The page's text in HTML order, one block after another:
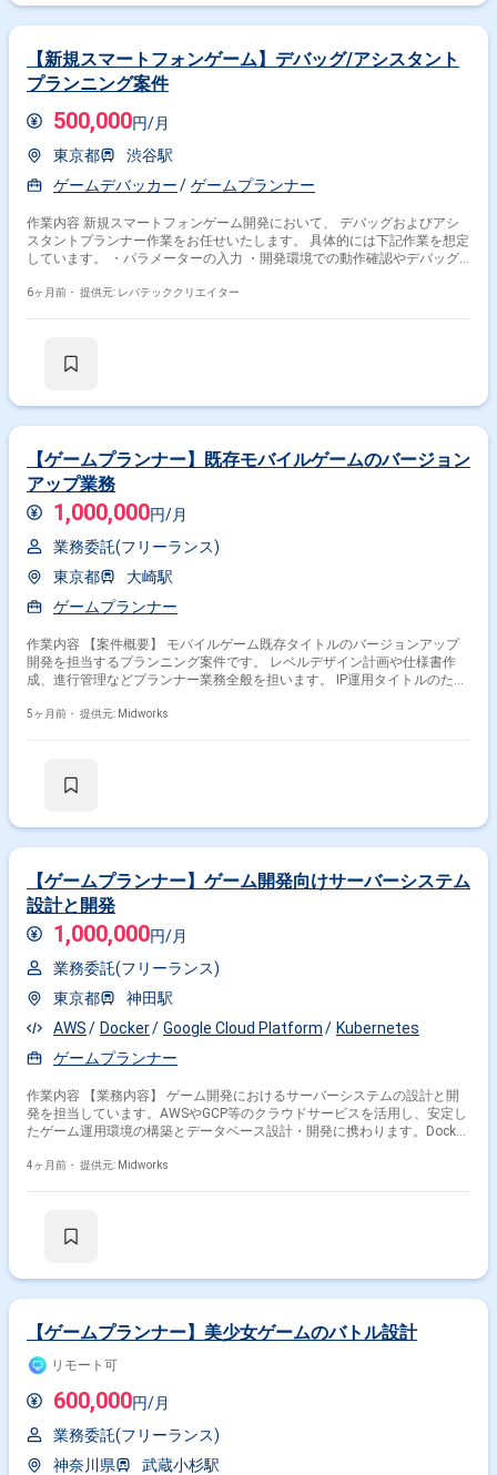
【新規スマートフォンゲーム】デバッグ/アシスタント
プランニング案件
500,000円/月
東京都
渋谷駅
ゲームデバッカー
ゲームプランナー
作業内容 新規スマートフォンゲーム開発において、 デバッグおよびアシ
スタントプランナー作業をお任せいたします。 具体的には下記作業を想定
しています。 ・パラメーターの入力 ・開発環境での動作確認やデバッグ
作確認、動画撮影等 ・AIを利用した作業効率化
6ヶ月前・ 提供元: レバテッククリエイター
【ゲームプランナー】既存モバイルゲームのバージョン
アップ業務
1,000,000円/月
業務委託(フリーランス)
東京都
大崎駅
ゲームプランナー
作業内容 【案件概要】 モバイルゲーム既存タイトルのバージョンアップ
開発を担当するプランニング案件です。 レベルデザイン計画や仕様書作
成、進行管理などプランナー業務全般を担います。 IP運用タイトルのた
を見据えたバージョンアップ計画と短期対応の両立が重要です。 チームと
各所との連携・調整
5ヶ月前・ 提供元: Midworks
【ゲームプランナー】ゲーム開発向けサーバーシステム
設計と開発
1,000,000円/月
業務委託(フリーランス)
東京都
神田駅
AWS
Docker Google Cloud Platform
Kubernetes
ゲームプランナー
作業内容 【業務内容】 ゲーム開発におけるサーバーシステムの設計と開
発を担当しています。AWSやGCP等のクラウドサービスを活用し、安定し
たゲーム運用環境の構築とデータベース設計・開発に携わります。Docker
内容】 ・AWS/GCP等のクラウドサービスを用いたシステム設計・開発 ・
4ヶ月前・ 提供元: Midworks
【ゲームプランナー】美少女ゲームのバトル設計
リモート可
600,000円/月
業務委託(フリーランス)
神奈川県
武蔵小杉駅